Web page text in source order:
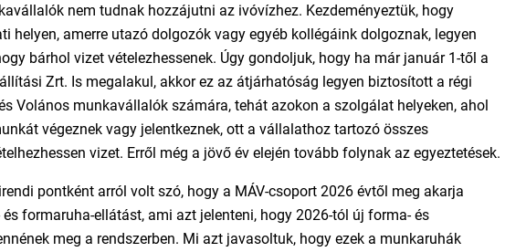
nem tudnak hozzájutni az ivóvízhez. Kezdeményeztük, hogy
helyen, amerre utazó dolgozók vagy egyéb kollégáink dolgoznak, legyen
bárhol vizet vételezhessenek. Úgy gondoljuk, hogy ha már január 1-től a
Zrt. Is megalakul, akkor ez az átjárhatóság legyen biztosított a régi
Volános munkavállalók számára, tehát azokon a szolgálat helyeken, ahol
végeznek vagy jelentkeznek, ott a vállalathoz tartozó összes
vizet. Erről még a jövő év elején tovább folynak az egyeztetések.
pontként arról volt szó, hogy a MÁV-csoport 2026 évtől meg akarja
formaruha-ellátást, ami azt jelenteni, hogy 2026-tól új forma- és
meg a rendszerben. Mi azt javasoltuk, hogy ezek a munkaruhák